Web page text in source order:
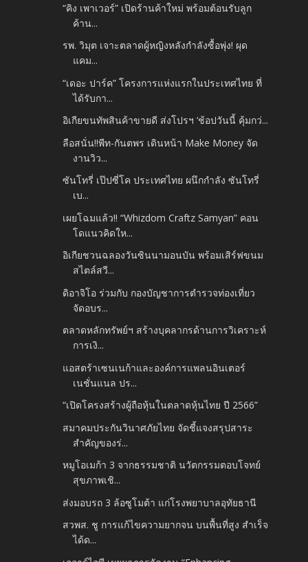
“คิง เพาเวอร์” เปิดร้านค้าใหม่ พร้อมต้อนรับลูก
ค้าน...
รพ. วิมุต เจาะตลาดผู้หญิงหลังกำลังซื้อพุ่ง! ผุด
แคม...
“เดอะ ปาร์ค” โครงการแห่งแรกในประเทศไทย ที่
ได้รับกา...
อิเกียขนทัพสินค้าขายดี ส่งโปรฯ ‘ช้อปวันนี้ คุ้มกว่...
ลือสนั่น!!พีท-กันตพร เดินหน้า Make Money จัด
งานวิว...
ซันโทรี่ เป๊ปซี่โค ประเทศไทย ผนึกกำลัง ซันโทรี่
เบ...
เผยโฉมแล้ว!! “Whizdom Craftz Samyan” คอน
โดแนวคิดให...
อิเกียชวนฉลองวันซินนามอนบัน พร้อมเสิร์ฟขนม
สไตล์สวี...
ดิอาจิโอ ร่วมกับ กองบัญชาการตำรวจท่องเที่ยว
จัดอบร...
ตลาดหลักทรัพย์ฯ สร้างบุคลากรด้านการวิเคราะห์
การเงิ...
แอสตร้าเซนเนก้าและองค์การแพลนอินเตอร์
เนชั่นแนล ปร...
“เปิดโครงสร้างผู้ถือหุ้นในตลาดหุ้นไทย ปี 2566”
สมาคมประกันวินาศภัยไทย จัดชี้แจงสรุปสาระ
สำคัญของร่...
หมูโอเมก้า 3 จากธรรมชาติ นวัตกรรมตอบโจทย์
สุขภาพเชิ...
ส่งมอบรถ 3 ล้อซูโมต้า แก่โรงพยาบาลอุทัยธานี
สวพส. ชู การแก้ไขความยากจน บนพื้นที่สูง สำเร็จ
ได้ด...